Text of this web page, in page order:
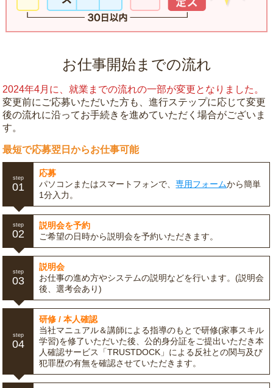
お仕事開始までの流れ
2024年4月に、就業までの流れの一部が変更となりました。
変更前にご応募いただいた方も、進行ステップに応じて変更
後の流れに沿ってお手続きを進めていただく場合がございま
す。
最短で応募翌日からお仕事可能
step
01
応募
パソコンまたはスマートフォンで、専用フォームから簡単
1分入力。
step
02
説明会を予約
ご希望の日時から説明会を予約いただきます。
step
03
説明会
お仕事の進め方やシステムの説明などを行います。(説明会
後、選考会あり)
step
04
研修 / 本人確認
当社マニュアル＆講師による指導のもとで研修(家事スキル
学習)を修了いただいた後、公的身分証をご提出いただき本
人確認サービス「TRUSTDOCK」による反社との関与及び
犯罪歴の有無を確認させていただきます。